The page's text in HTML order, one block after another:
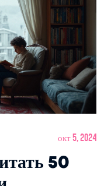
окт 5, 2024
50